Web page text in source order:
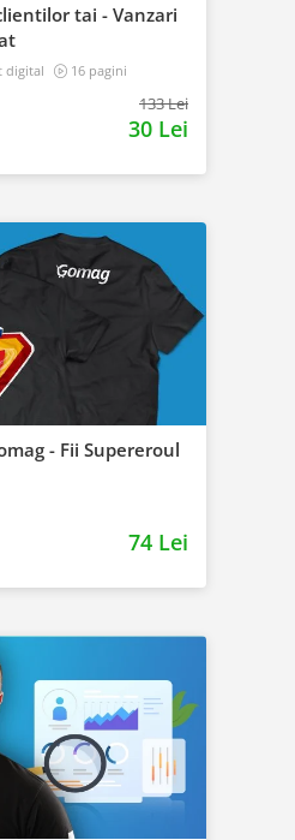
tai - Vanzari
digital
16 pagini
133 Lei
30 Lei
- Fii Supereroul
74 Lei